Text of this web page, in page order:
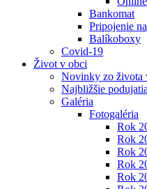
Bankomat
Pripojenie
Balíkoboxy
Covid-19
Život v obci
Novinky zo života
Najbližšie podujatia
Galéria
Fotogaléria
Rok
Rok
Rok
Rok
Rok